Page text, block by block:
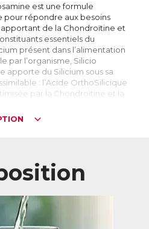
est une formule
répondre aux besoins
de la Chondroïtine et
essentiels du
présent dans l’alimentation
par l’organisme, Silicio
apporte du Silicium sous sa
: l’Acide OrthoSilicique
par la Chondroïtine et la
n’existe pas dans la nature en
toujours associé à d’autres
sous forme de
par exemple.
1000 mg de Silicium,